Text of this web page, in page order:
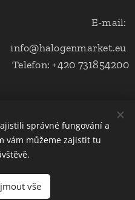
košíku
E-mail:
info@halogenmarket.eu
Telefon: +420 731854200
ochrana soukromí
správné fungování a
vám můžeme zajistit tu
vše